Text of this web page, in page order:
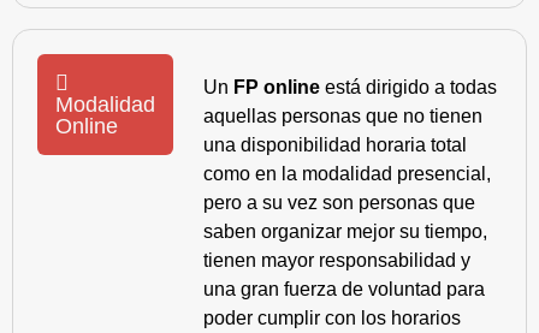
Modalidad
Online
Un FP online está dirigido a todas
aquellas personas que no tienen
una disponibilidad horaria total
como en la modalidad presencial,
pero a su vez son personas que
saben organizar mejor su tiempo,
tienen mayor responsabilidad y
una gran fuerza de voluntad para
poder cumplir con los horarios